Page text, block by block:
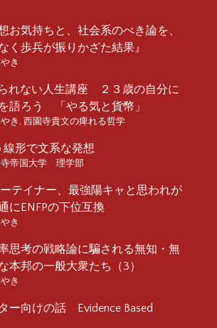
お気持ちと、社会系のべき論を、
く歩兵が振りかざた結果』
き
れない人生講座 ２３歳の自分に
語ろう 「やる気と貨幣」
き , 西園寺貴文の痺れる哲学
線形で文系な発想
寺帝国大学 理学部
ーテイナー、最強陽キャと思われが
にENFPの下位互換
き
思考の戦略論に騙される無知・無
本邦の一般大衆たち（3）
き
ー向けの話 Evidence Based